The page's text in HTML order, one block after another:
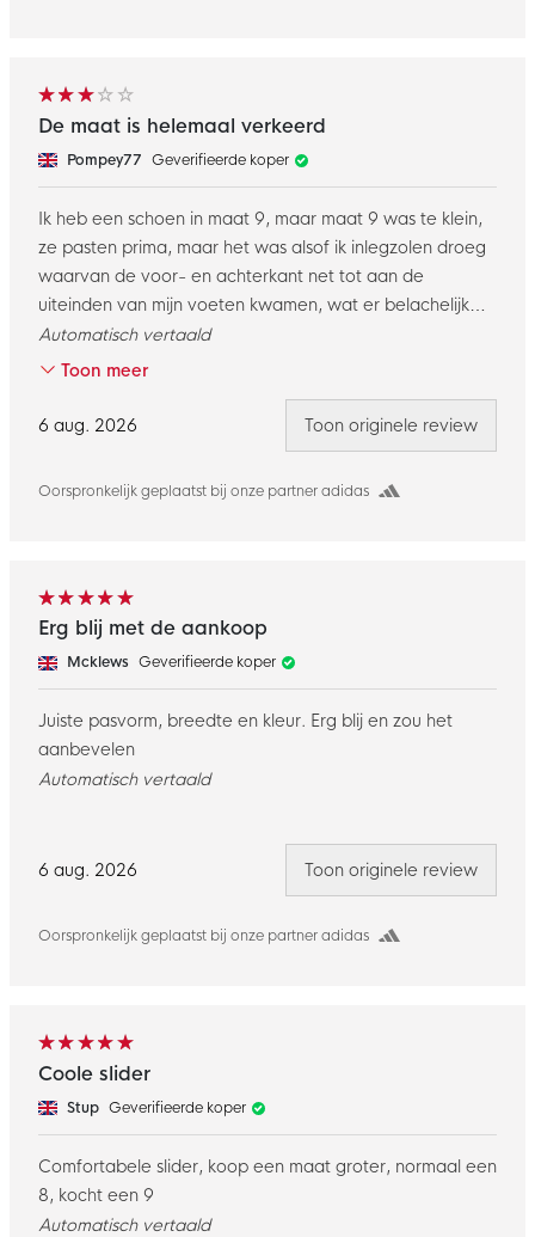
6 aug. 2026
Oorspronkelijk geplaatst bij onze partner adidas
De maat is helemaal verkeerd
Pompey77 Geverifieerde koper
Ik heb een schoen in maat 9, maar maat 9 was te klein,
ze pasten prima, maar het was alsof ik inlegzolen droeg
waarvan de voor- en achterkant net tot aan de
uiteinden van mijn voeten kwamen, wat er belachelijk
uitzag, ik ruilde voor maat 10 die er veel beter uitzag,
maar zelfs in die maat was het voorste deel dat over de
niet bijgesneden of mijn vreemde vorm of iets dergelijks,
gewoon normaal, maar de maat en pasvorm van deze
zijn van goede kwaliteit, maar let wel op dat je een
Toon meer
Automatisch vertaald
Toon originele review
6 aug. 2026
Oorspronkelijk geplaatst bij onze partner adidas
Erg blij met de aankoop
Mcklews Geverifieerde koper
Juiste pasvorm, breedte en kleur. Erg blij en zou het
aanbevelen
Automatisch vertaald
Toon originele review
Coole slider
Stup Geverifieerde koper
Comfortabele slider, koop een maat groter, normaal een
8, kocht een 9
Automatisch vertaald